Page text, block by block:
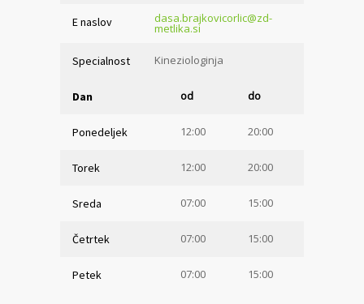
E naslov dasa.brajkovicorlic@zd-
metlika.si
Specialnost Kineziologinja
Dan od do
Ponedeljek 12:00 20:00
Torek 12:00 20:00
Sreda 07:00 15:00
Četrtek 07:00 15:00
Petek 07:00 15:00